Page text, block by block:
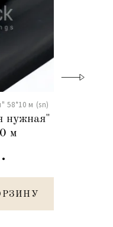
58*10 м (sn)
нужная"
м